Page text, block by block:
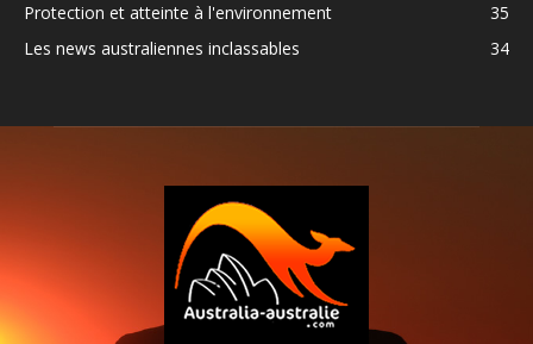
Protection et atteinte à l'environnement
35
Les news australiennes inclassables
34